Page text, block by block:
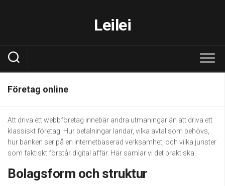
Leilei
Företag online
Att driva ett webbföretag innebär andra utmaningar än att driva ett
klassiskt företag. Hur betalningar landar, vilka avtal som behövs,
hur banken ser på en internetbaserad verksamhet, och vilka jurister
som faktiskt förstår digital affär. Här samlar vi det praktiska.
Bolagsform och struktur